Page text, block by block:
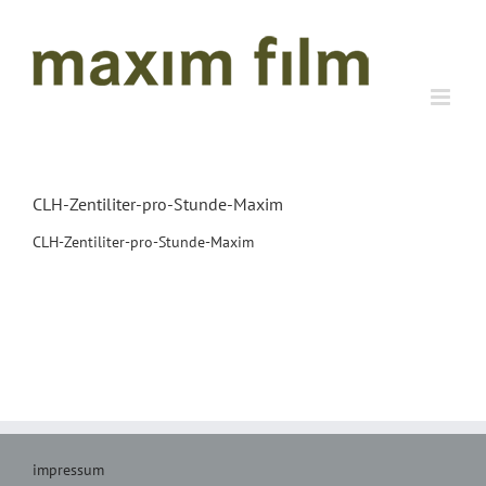
springen
CLH-Zentiliter-pro-Stunde-Maxim
CLH-Zentiliter-pro-Stunde-Maxim
impressum